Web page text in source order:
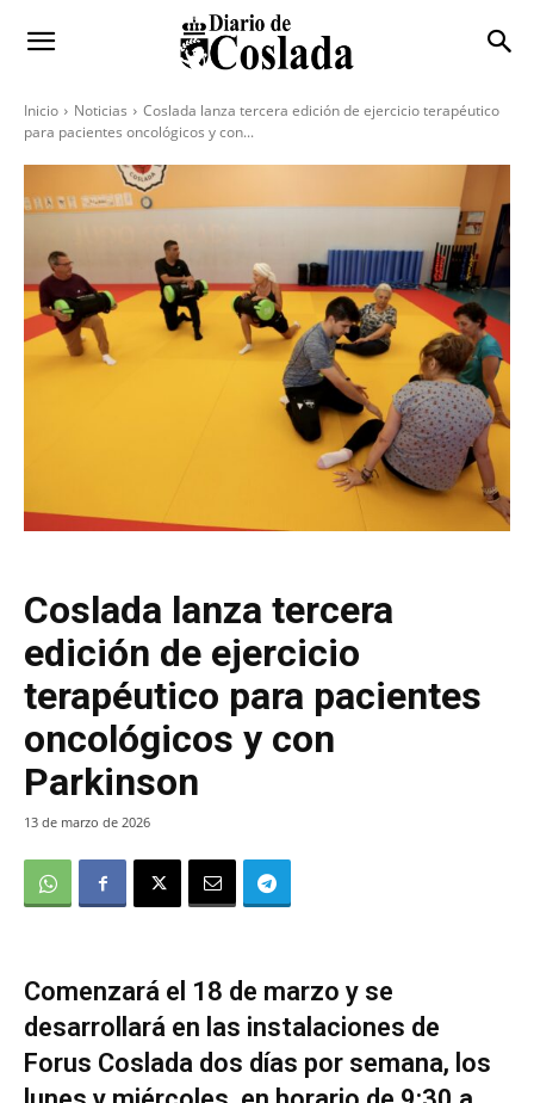
Inicio Noticias
Coslada lanza tercera edición de ejercicio terapéutico
para pacientes oncológicos y con...
Coslada lanza tercera
edición de ejercicio
terapéutico para pacientes
oncológicos y con
Parkinson
13 de marzo de 2026
Comenzará el 18 de marzo y se
desarrollará en las instalaciones de
Forus Coslada dos días por semana, los